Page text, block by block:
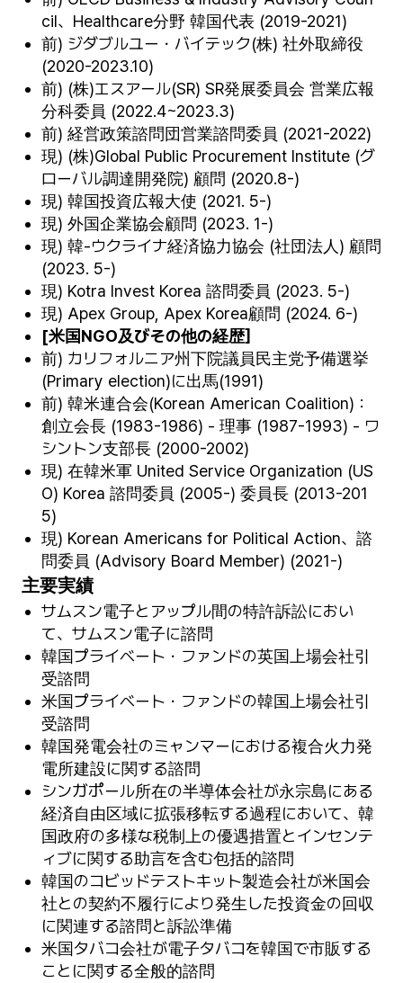
cil、Healthcare分野 韓国代表 (2019-2021)
前) ジダブルユー・バイテック(株) 社外取締役
(2020-2023.10)
前) (株)エスアール(SR) SR発展委員会 営業広報
分科委員 (2022.4~2023.3)
前) 経営政策諮問団営業諮問委員 (2021-2022)
現) (株)Global Public Procurement Institute (グ
ローバル調達開発院) 顧問 (2020.8-)
現) 韓国投資広報大使 (2021. 5-)
現) 外国企業協会顧問 (2023. 1-)
現) 韓-ウクライナ経済協力協会 (社団法人) 顧問
(2023. 5-)
現) Kotra Invest Korea 諮問委員 (2023. 5-)
現) Apex Group, Apex Korea顧問 (2024. 6-)
[米国NGO及びその他の経歴］
前) カリフォルニア州下院議員民主党予備選挙
(Primary election)に出馬(1991)
前) 韓米連合会(Korean American Coalition)：
創立会長 (1983-1986) - 理事 (1987-1993) - ワ
シントン支部長 (2000-2002)
現) 在韓米軍 United Service Organization (US
O) Korea 諮問委員 (2005-) 委員長 (2013-201
5)
現) Korean Americans for Political Action、諮
問委員 (Advisory Board Member) (2021-)
主要実績
サムスン電子とアップル間の特許訴訟におい
て、サムスン電子に諮問
韓国プライベート・ファンドの英国上場会社引
受諮問
米国プライベート・ファンドの韓国上場会社引
受諮問
韓国発電会社のミャンマーにおける複合火力発
電所建設に関する諮問
シンガポール所在の半導体会社が永宗島にある
経済自由区域に拡張移転する過程において、韓
国政府の多様な税制上の優遇措置とインセンテ
ィブに関する助言を含む包括的諮問
韓国のコビッドテストキット製造会社が米国会
社との契約不履行により発生した投資金の回収
に関連する諮問と訴訟準備
米国タバコ会社が電子タバコを韓国で市販する
ことに関する全般的諮問